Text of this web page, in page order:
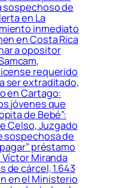
sospechoso de
en La
inmediato
en Costa Rica
a opositor
requerido
ser extraditado,
en Cartago:
jóvenes que
de Bebé”:
Celso, Juzgado
sospechosa de
préstamo
Miranda
de cárcel, 1.643
en el Ministerio